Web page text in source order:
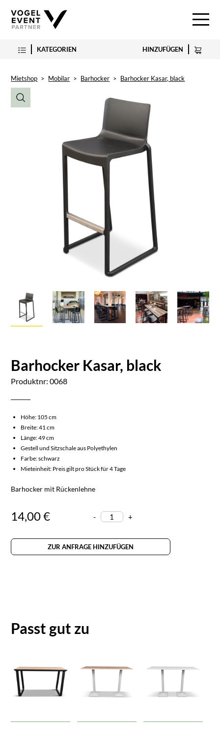
KATEGORIEN HINZUFÜGEN
Mietshop > Mobilar > Barhocker > Barhocker Kasar, black
Barhocker Kasar, black
Produktnr: 0068
Höhe: 105 cm
Breite: 41 cm
Länge: 49 cm
Gestell und Sitzschale aus Polyethylen
Farbe: schwarz
Mieteinheit: Preis gilt pro Stück für 4 Tage
Barhocker mit Rückenlehne
14,00 € - +
ZUR ANFRAGE HINZUFÜGEN
Passt gut zu